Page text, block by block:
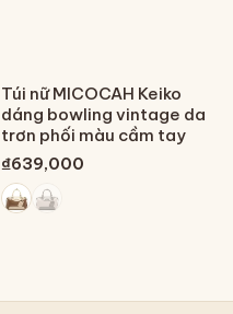
Túi nữ MICOCAH Keiko
dáng bowling vintage da
trơn phối màu cầm tay
₫639,000